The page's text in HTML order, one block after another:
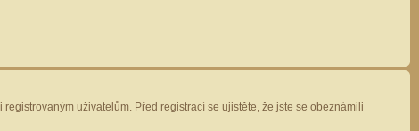
uživatelům. Před registrací se ujistěte, že jste se obeznámili